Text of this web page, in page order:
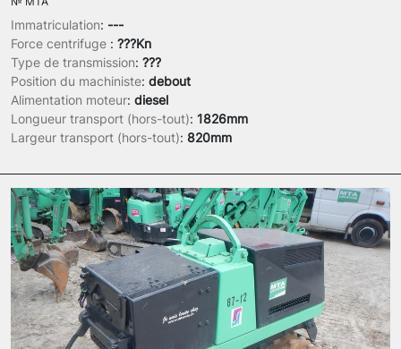
Immatriculation: ---
Force centrifuge : ???Kn
Type de transmission: ???
Position du machiniste: debout
Alimentation moteur: diesel
Longueur transport (hors-tout): 1826mm
Largeur transport (hors-tout): 820mm